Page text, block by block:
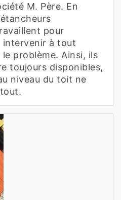
M. Père. En
pour
intervenir à tout
problème. Ainsi, ils
toujours disponibles,
niveau du toit ne